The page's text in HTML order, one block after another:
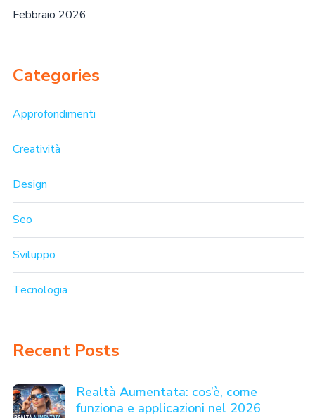
Febbraio 2026
Categories
Approfondimenti
Creatività
Design
Seo
Sviluppo
Tecnologia
Recent Posts
Realtà Aumentata: cos’è, come
funziona e applicazioni nel 2026